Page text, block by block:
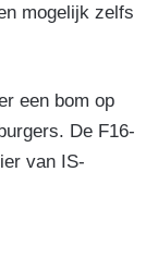
mogelijk zelfs
een bom op
De F16-
van IS-